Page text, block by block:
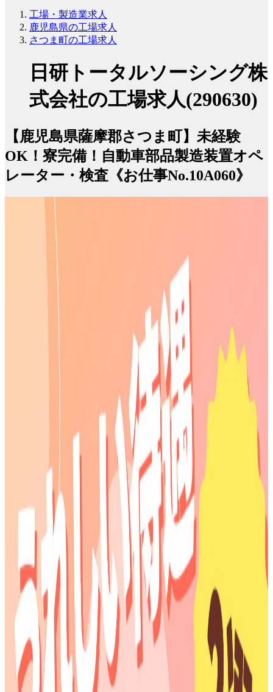
工場・製造業求人
鹿児島県の工場求人
さつま町の工場求人
日研トータルソーシング株
式会社の工場求人(290630)
【鹿児島県薩摩郡さつま町】未経験
OK！寮完備！自動車部品製造装置オペ
レーター・検査《お仕事No.10A060》